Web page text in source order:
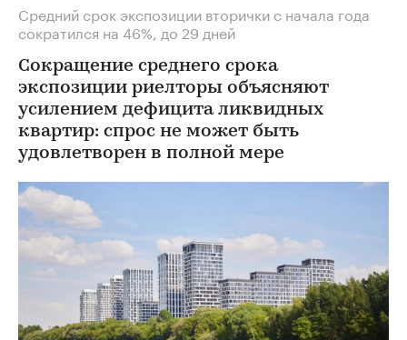
Средний срок экспозиции вторички с начала года
сократился на 46%, до 29 дней
Сокращение среднего срока
экспозиции риелторы объясняют
усилением дефицита ликвидных
квартир: спрос не может быть
удовлетворен в полной мере